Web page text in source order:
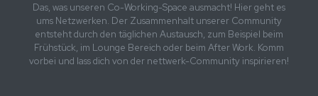
Das, was unseren Co-Working-Space ausmacht! Hier geht es
ums Netzwerken. Der Zusammenhalt unserer Community
entsteht durch den täglichen Austausch, zum Beispiel beim
Frühstück, im Lounge Bereich oder beim After Work. Komm
vorbei und lass dich von der nettwerk-Community inspirieren!